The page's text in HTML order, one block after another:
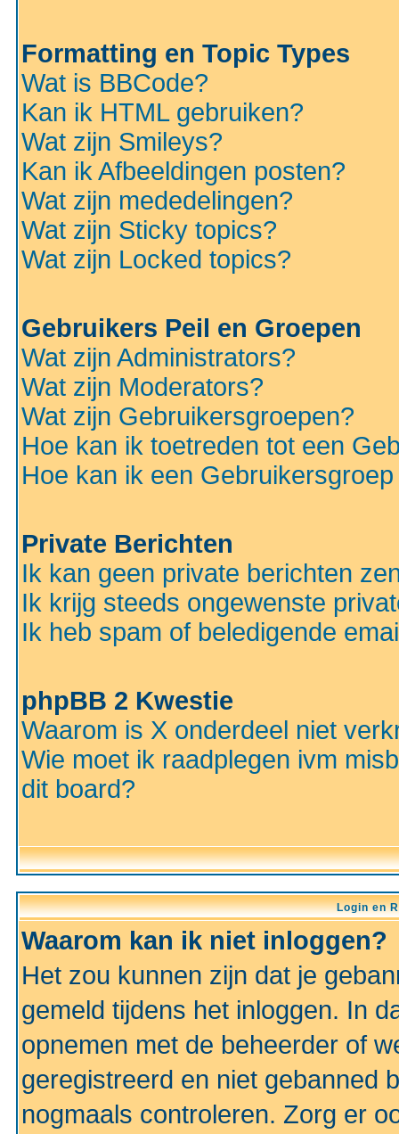
Formatting en Topic Types
Wat is BBCode?
Kan ik HTML gebruiken?
Wat zijn Smileys?
Kan ik Afbeeldingen posten?
Wat zijn mededelingen?
Wat zijn Sticky topics?
Wat zijn Locked topics?
Gebruikers Peil en Groepen
Wat zijn Administrators?
Wat zijn Moderators?
Wat zijn Gebruikersgroepen?
Hoe kan ik toetreden tot een
Hoe kan ik een
Private Berichten
Ik kan geen private berichten
Ik krijg steeds ongewenste
Ik heb spam of beledigende
phpBB 2 Kwestie
Waarom is X onderdeel niet
Wie moet ik raadplegen ivm
dit board?
Login en
Waarom kan ik niet inloggen?
Het zou kunnen zijn dat je
gemeld tijdens het inloggen. In
opnemen met de beheerder of
geregistreerd en niet gebanned
nogmaals controleren. Zorg er